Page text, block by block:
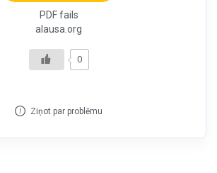
PDF fails
alausa.org
0
Ziņot par problēmu